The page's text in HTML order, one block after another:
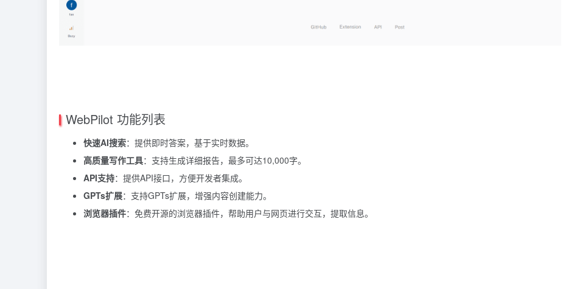
WebPilot 功能列表
快速AI搜索：提供即时答案，基于实时数据。
高质量写作工具：支持生成详细报告，最多可达10,000字。
API支持：提供API接口，方便开发者集成。
GPTs扩展：支持GPTs扩展，增强内容创建能力。
浏览器插件：免费开源的浏览器插件，帮助用户与网页进行交互，提取信息。